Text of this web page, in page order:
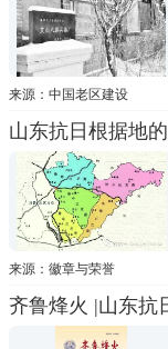
来源：中国老区建设
山东抗日根据地
来源：徽章与荣誉
齐鲁烽火 |山东抗